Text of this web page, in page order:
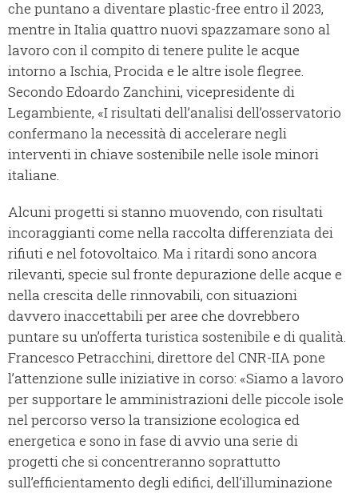
che puntano a diventare plastic-free entro il 2023,
mentre in Italia quattro nuovi spazzamare sono al
lavoro con il compito di tenere pulite le acque
intorno a Ischia, Procida e le altre isole flegree.
Secondo Edoardo Zanchini, vicepresidente di
Legambiente, «I risultati dell’analisi dell’osservatorio
confermano la necessità di accelerare negli
interventi in chiave sostenibile nelle isole minori
italiane.
Alcuni progetti si stanno muovendo, con risultati
incoraggianti come nella raccolta differenziata dei
rifiuti e nel fotovoltaico. Ma i ritardi sono ancora
rilevanti, specie sul fronte depurazione delle acque e
nella crescita delle rinnovabili, con situazioni
davvero inaccettabili per aree che dovrebbero
puntare su un’offerta turistica sostenibile e di qualità.
Francesco Petracchini, direttore del CNR-IIA pone
l’attenzione sulle iniziative in corso: «Siamo a lavoro
per supportare le amministrazioni delle piccole isole
nel percorso verso la transizione ecologica ed
energetica e sono in fase di avvio una serie di
progetti che si concentreranno soprattutto
sull’efficientamento degli edifici, dell’illuminazione